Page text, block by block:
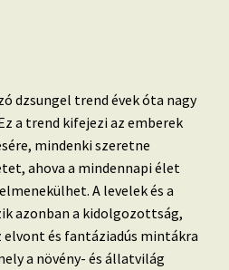
dzsungel trend évek óta nagy
a trend kifejezi az emberek
mindenki szeretne
ahova a mindennapi élet
Alevelek és a
azonban a kidolgozottság,
elvont és fantáziadús mintákra
a növény- és állatvilág